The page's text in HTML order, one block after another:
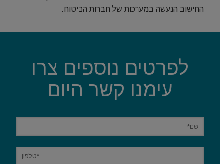
החישוב הנעשה במערכות של חברות הביטוח.
לפרטים נוספים צרו
עימנו קשר היום